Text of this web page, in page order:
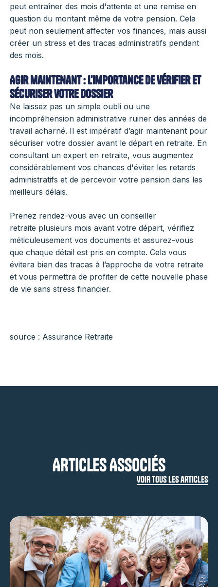
peut entraîner des mois d'attente et une remise en
question du montant même de votre pension. Cela
peut non seulement affecter vos finances, mais aussi
créer un stress et des tracas administratifs pendant
des mois.
Agir maintenant : l'importance de vérifier et
sécuriser votre dossier
Ne laissez pas un simple oubli ou une
incompréhension administrative ruiner des années de
travail acharné. Il est impératif d’agir maintenant pour
sécuriser votre dossier avant le départ en retraite. En
consultant un expert en retraite, vous augmentez
considérablement vos chances d'éviter les retards
administratifs et de percevoir votre pension dans les
meilleurs délais.
Prenez rendez-vous avec un conseiller
retraite plusieurs mois avant votre départ, vérifiez
méticuleusement vos documents et assurez-vous
que chaque détail est pris en compte. Cela vous
évitera bien des tracas à l’approche de votre retraite
et vous permettra de profiter de cette nouvelle phase
de vie sans stress financier.
source : Assurance Retraite
ARTICLES ASSOCIÉS
VOIR TOUS LES articles